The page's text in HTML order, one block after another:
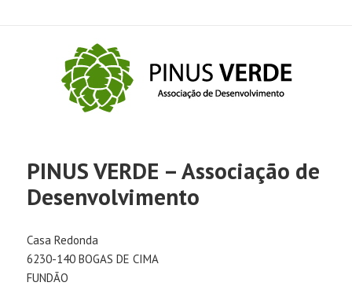
PINUS VERDE – Associação de
Desenvolvimento
Casa Redonda
6230-140 BOGAS DE CIMA
FUNDÃO